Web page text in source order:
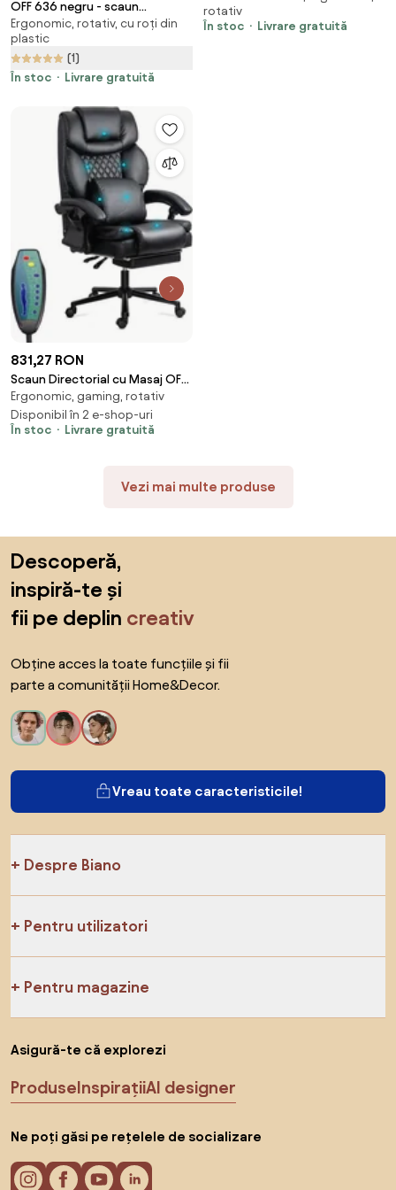
OFF 636 negru - scaun
ergonomic din mesh cu suport
picioare
Ergonomic, rotativ, cu roți din
plastic
(1)
În stoc
Livrare gratuită
rotativ
În stoc
Livrare gratuită
831,27 RON
Scaun Directorial cu Masaj OFF
935 Negru
Ergonomic, gaming, rotativ
Disponibil în 2 e-shop-uri
În stoc
Livrare gratuită
Vezi mai multe produse
Descoperă,
inspiră-te și
fii pe deplin creativ
Obține acces la toate funcțiile și fii
parte a comunității Home&Decor.
Vreau toate caracteristicile!
Despre Biano
Pentru utilizatori
Pentru magazine
Asigură-te că explorezi
ProduseInspirațiiAI designer
Ne poți găsi pe rețelele de socializare